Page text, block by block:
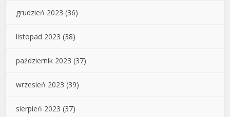
grudzień 2023 (36)
listopad 2023 (38)
październik 2023 (37)
wrzesień 2023 (39)
sierpień 2023 (37)